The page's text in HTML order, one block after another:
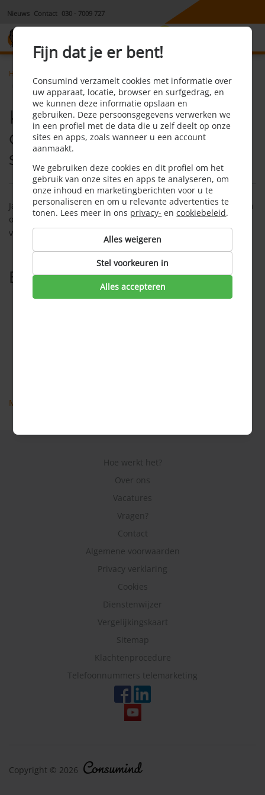
Nieuws Contact 030 - 7009 727
Home
Kan ik mijn abonnement ook omzetten naar een sim only abonnement
Kan ik mijn abonnement
ook omzetten naar een
sim only abonnement?
Ja, als je abonnement is afgelopen kun je kiezen voor een sim
only abonnement. Dit scheelt veel in de prijs, ten opzichte
van een abonnement met telefoon.
Bekijk ook
Meer veel gestelde vragen
Hoe werkt het?
Over ons
Vacatures
Vragen?
Contact
Algemene voorwaarden
Privacy verklaring
Cookies
Dienstenwijzer
Vergelijkingskaart
Sitemap
Klachtenprocedure
Telefoonnummers telemarketing
Copyright © 2026
Fijn dat je er bent!
Consumind verzamelt cookies met informatie over
uw apparaat, locatie, browser en surfgedrag, en
we kunnen deze informatie opslaan en
gebruiken. Deze persoonsgegevens verwerken we
in een profiel met de data die u zelf deelt op onze
sites en apps, zoals wanneer u een account
aanmaakt.
We gebruiken deze cookies en dit profiel om het
gebruik van onze sites en apps te analyseren, om
onze inhoud en marketingberichten voor u te
personaliseren en om u relevante advertenties te
tonen. Lees meer in ons privacy- encookiebeleid.
Alles weigeren
Stel voorkeuren in
Alles accepteren